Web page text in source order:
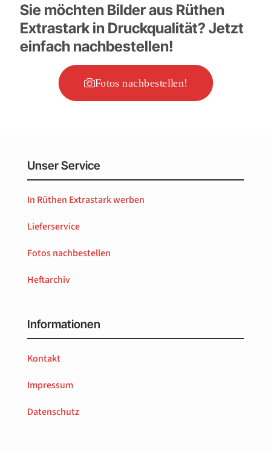
Sie möchten Bilder aus Rüthen
Extrastark in Druckqualität? Jetzt
einfach nachbestellen!
Fotos nachbestellen!
Unser Service
In Rüthen Extrastark werben
Lieferservice
Fotos nachbestellen
Heftarchiv
Informationen
Kontakt
Impressum
Datenschutz